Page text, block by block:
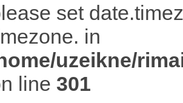
set
in
uzeikne/
line 301